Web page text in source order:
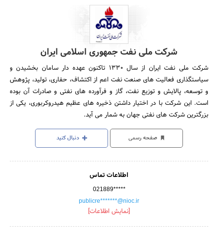
شرکت ملی نفت جمهوری اسلامی ایران
شرکت ملی نفت ایران از سال 1330 تاکنون عهده دار سامان بخشیدن و
سیاستگذاری فعالیت های صنعت نفت اعم از اکتشاف، حفاری، تولید، پژوهش
و توسعه، پالایش و توزیع نفت، گاز و فرآورده های نفتی و صادرات آن بوده
است. این شرکت با در اختیار داشتن ذخیره های عظیم هیدروکربوری، یکی از
بزرگترین شرکت های نفتی جهان به شمار می آید.
صفحه رسمی دنبال کنید
اطلاعات تماس
021889*****
publicre*******@nioc.ir
[نمایش اطلاعات]